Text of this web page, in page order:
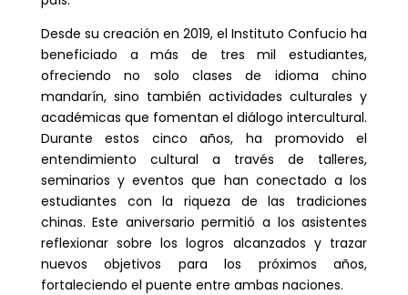
Desde su creación en 2019, el Instituto Confucio ha
beneficiado a más de tres mil estudiantes,
ofreciendo no solo clases de idioma chino
mandarín, sino también actividades culturales y
académicas que fomentan el diálogo intercultural.
Durante estos cinco años, ha promovido el
entendimiento cultural a través de talleres,
seminarios y eventos que han conectado a los
estudiantes con la riqueza de las tradiciones
chinas. Este aniversario permitió a los asistentes
reflexionar sobre los logros alcanzados y trazar
nuevos objetivos para los próximos años,
fortaleciendo el puente entre ambas naciones.